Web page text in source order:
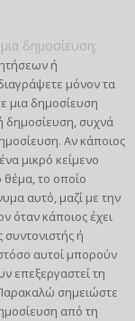
δημοσίευση;
ή
μόνον τα
μια δημοσίευση
δημοσίευση, συχνά
Αν κάποιος
μικρό κείμενο
το οποίο
αυτό, μαζί με την
όταν κάποιος έχει
συντονιστής ή
αυτοί μπορούν
επεξεργαστεί τη
σημειώστε
από τη